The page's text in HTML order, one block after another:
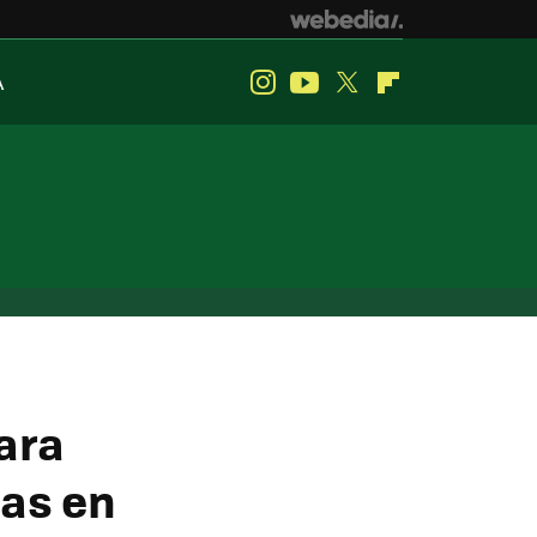
InstagramYoutube
Twitter
en